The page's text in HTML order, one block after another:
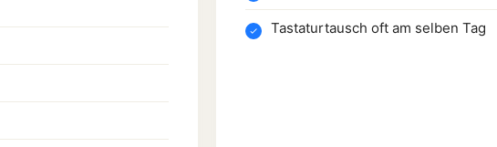
Tastaturtausch oft am selben Tag